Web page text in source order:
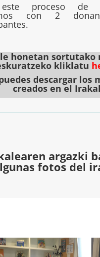
proceso de
con 2
honetan sortutako
kliklatu
descargar los
creados en el
argazki
fotos del